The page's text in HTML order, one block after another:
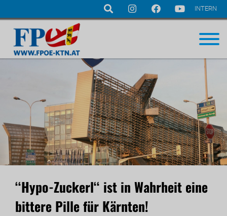
Navigation
INTERN
‘‘Hypo-Zuckerl‘‘ ist in Wahrheit eine
bittere Pille für Kärnten!